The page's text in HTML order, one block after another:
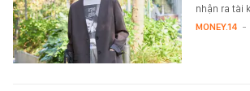
nhận ra tài
MONEY.14 -